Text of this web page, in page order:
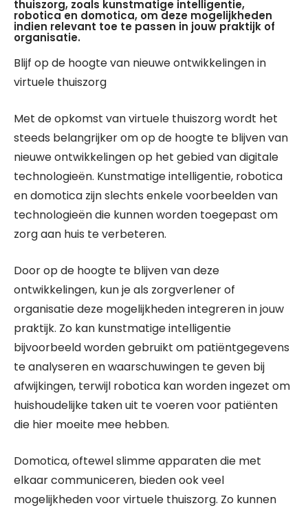
thuiszorg, zoals kunstmatige intelligentie,
robotica en domotica, om deze mogelijkheden
indien relevant toe te passen in jouw praktijk of
organisatie.
Blijf op de hoogte van nieuwe ontwikkelingen in
virtuele thuiszorg
Met de opkomst van virtuele thuiszorg wordt het
steeds belangrijker om op de hoogte te blijven van
nieuwe ontwikkelingen op het gebied van digitale
technologieën. Kunstmatige intelligentie, robotica
en domotica zijn slechts enkele voorbeelden van
technologieën die kunnen worden toegepast om
zorg aan huis te verbeteren.
Door op de hoogte te blijven van deze
ontwikkelingen, kun je als zorgverlener of
organisatie deze mogelijkheden integreren in jouw
praktijk. Zo kan kunstmatige intelligentie
bijvoorbeeld worden gebruikt om patiëntgegevens
te analyseren en waarschuwingen te geven bij
afwijkingen, terwijl robotica kan worden ingezet om
huishoudelijke taken uit te voeren voor patiënten
die hier moeite mee hebben.
Domotica, oftewel slimme apparaten die met
elkaar communiceren, bieden ook veel
mogelijkheden voor virtuele thuiszorg. Zo kunnen